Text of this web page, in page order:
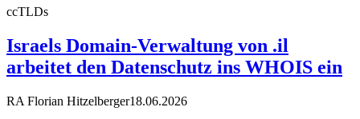
ccTLDs
Israels Domain-Verwaltung von .il
arbeitet den Datenschutz ins WHOIS ein
RA Florian Hitzelberger18.06.2026